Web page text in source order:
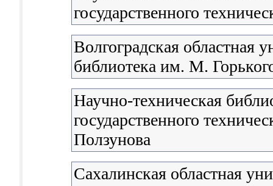
государственного
Волгоградская областная
библиотека им. М.
Научно-техническая
государственного
Ползунова
Сахалинская областная